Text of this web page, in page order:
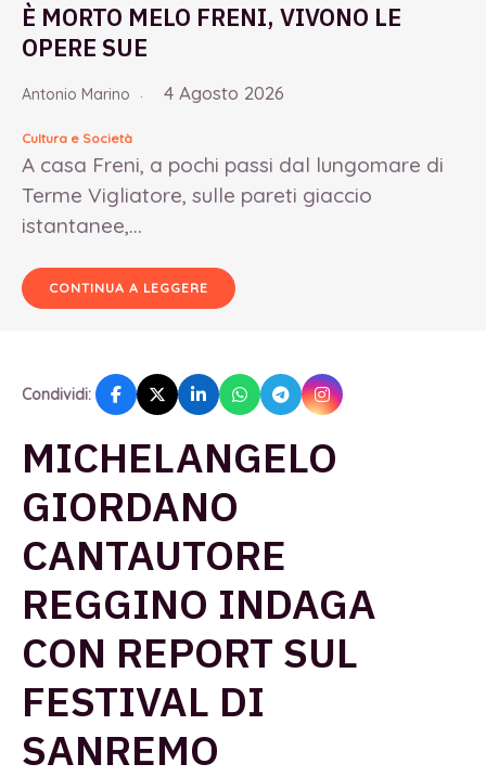
È MORTO MELO FRENI, VIVONO LE
OPERE SUE
Antonio Marino 4 Agosto 2026
Cultura e Società
A casa Freni, a pochi passi dal lungomare di
Terme Vigliatore, sulle pareti giaccio
istantanee,...
CONTINUA A LEGGERE
Condividi:
MICHELANGELO
GIORDANO
CANTAUTORE
REGGINO INDAGA
CON REPORT SUL
FESTIVAL DI
SANREMO